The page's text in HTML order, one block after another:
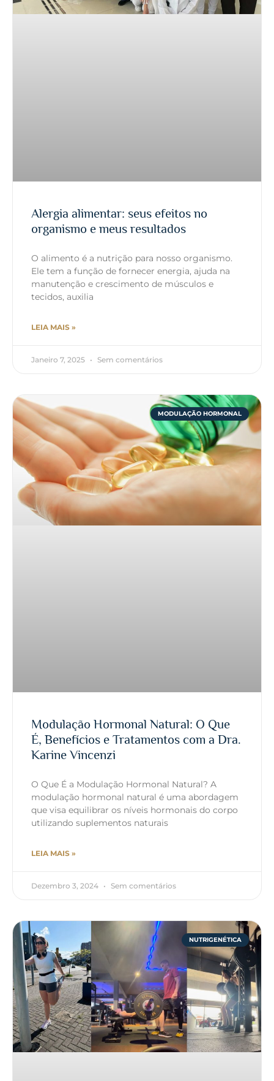
Alergia alimentar: seus efeitos no
organismo e meus resultados
O alimento é a nutrição para nosso organismo.
Ele tem a função de fornecer energia, ajuda na
manutenção e crescimento de músculos e
tecidos, auxilia
LEIA MAIS »
Janeiro 7, 2025 Sem comentários
MODULAÇÃO HORMONAL
Modulação Hormonal Natural: O Que
É, Benefícios e Tratamentos com a Dra.
Karine Vincenzi
O Que É a Modulação Hormonal Natural? A
modulação hormonal natural é uma abordagem
que visa equilibrar os níveis hormonais do corpo
utilizando suplementos naturais
LEIA MAIS »
Dezembro 3, 2024 Sem comentários
NUTRIGENÉTICA